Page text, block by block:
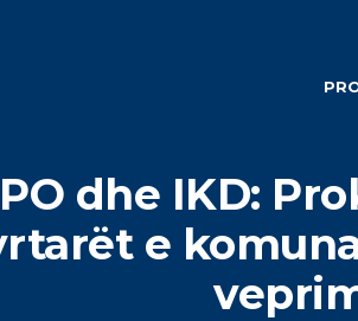
dhe IKD:
e